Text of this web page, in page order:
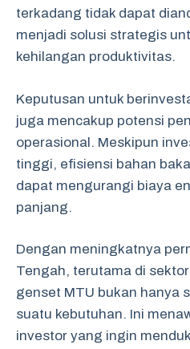
terkadang tidak dapat
menjadi solusi strategis
kehilangan produktivitas.
Keputusan untuk
juga mencakup potensi
operasional. Meskipun
tinggi, efisiensi bahan
dapat mengurangi biaya
panjang.
Dengan meningkatnya
Tengah, terutama di
genset MTU bukan hanya
suatu kebutuhan. Ini
investor yang ingin